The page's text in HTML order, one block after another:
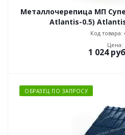
Металлочерепица МП
Atlantis-0.5)
Код товара:
Цена:
1 024
ОБРАЗЕЦ ПО ЗАПРОСУ